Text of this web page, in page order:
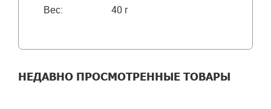
Вес:
40 г
НЕДАВНО ПРОСМОТРЕННЫЕ ТОВАРЫ